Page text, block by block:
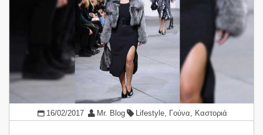
16/02/2017 Mr. Blog Lifestyle, Γούνα, Καστοριά